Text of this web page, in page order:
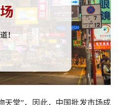
天堂”，因此，中国批发市场成